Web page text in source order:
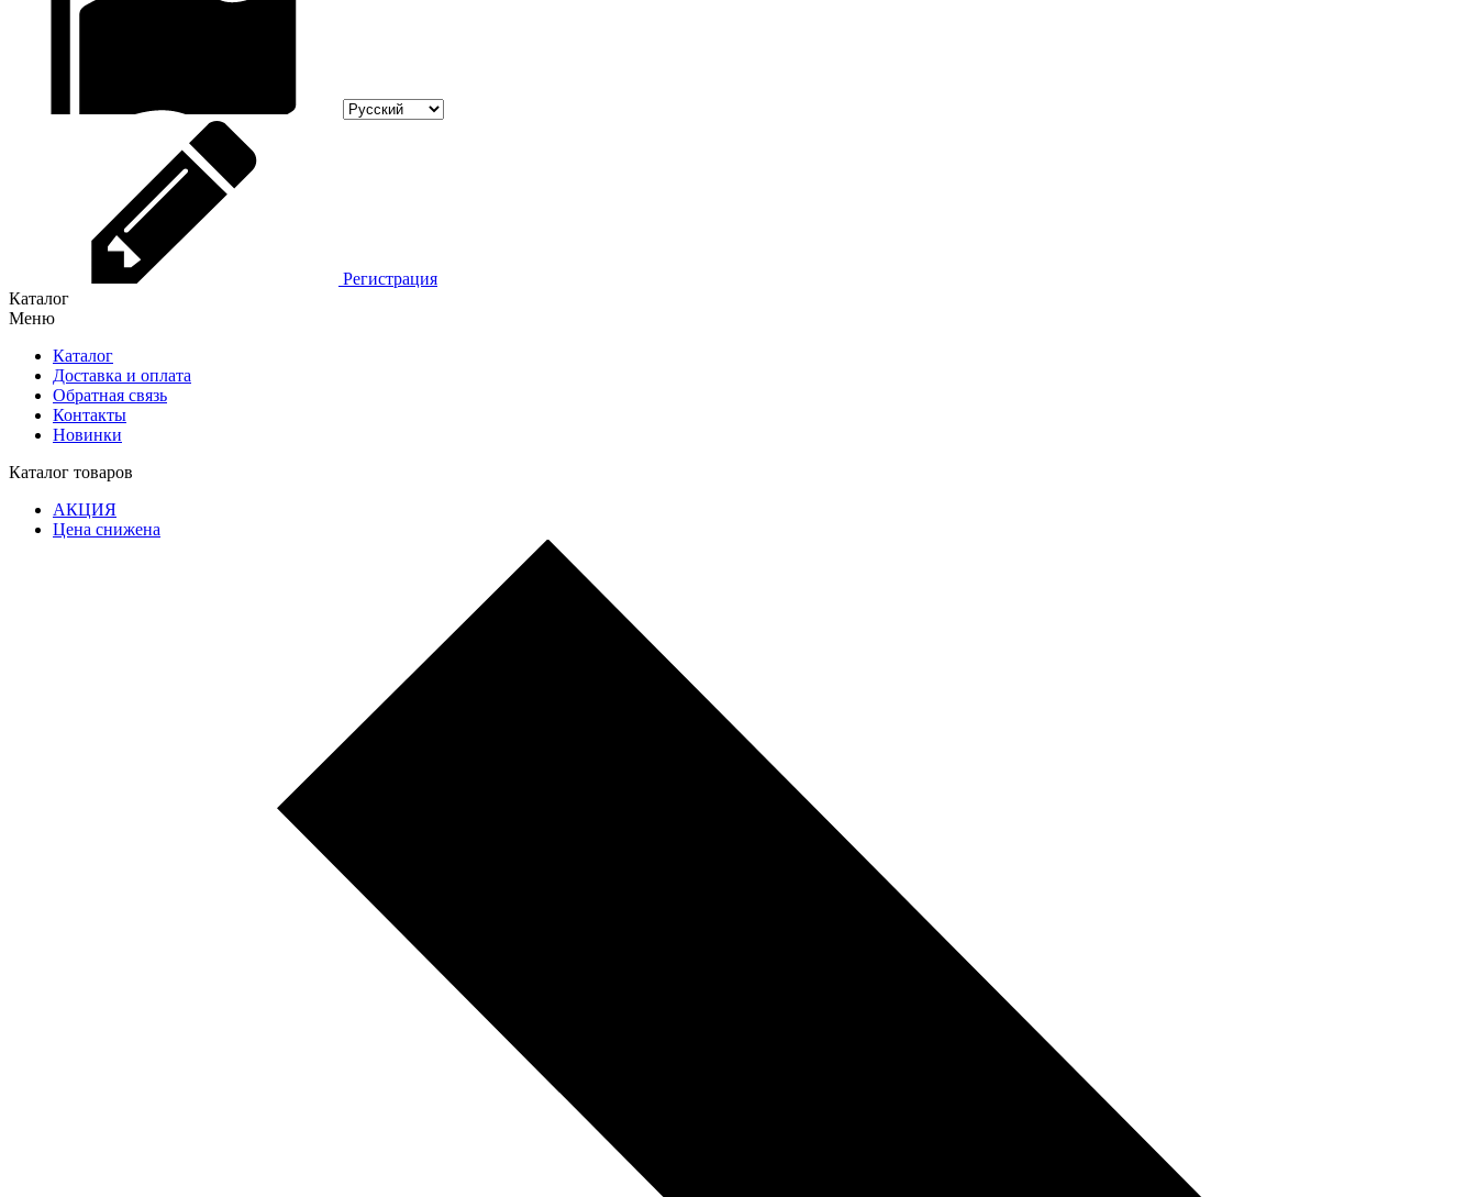
Регистрация
Каталог
Меню
Каталог
Доставка и оплата
Обратная связь
Контакты
Новинки
Каталог товаров
АКЦИЯ
Цена снижена